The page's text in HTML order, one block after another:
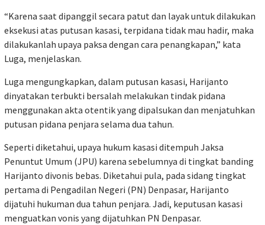
“Karena saat dipanggil secara patut dan layak untuk dilakukan
eksekusi atas putusan kasasi, terpidana tidak mau hadir, maka
dilakukanlah upaya paksa dengan cara penangkapan,” kata
Luga, menjelaskan.
Luga mengungkapkan, dalam putusan kasasi, Harijanto
dinyatakan terbukti bersalah melakukan tindak pidana
menggunakan akta otentik yang dipalsukan dan menjatuhkan
putusan pidana penjara selama dua tahun.
Seperti diketahui, upaya hukum kasasi ditempuh Jaksa
Penuntut Umum (JPU) karena sebelumnya di tingkat banding
Harijanto divonis bebas. Diketahui pula, pada sidang tingkat
pertama di Pengadilan Negeri (PN) Denpasar, Harijanto
dijatuhi hukuman dua tahun penjara. Jadi, keputusan kasasi
menguatkan vonis yang dijatuhkan PN Denpasar.